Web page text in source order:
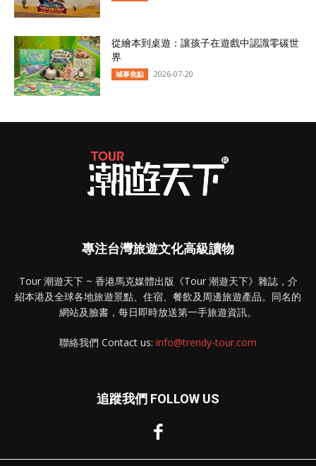
從繪本到桌遊：讓孩子在遊戲中認識零碳世
界
城事焦點 2026-07-20
專注台灣旅遊文化高級讀物
Tour 潮遊天下 ~ 香港馬克媒體出版《Tour 潮遊天下》雜誌，介
紹本港及全球各地旅遊景點、住宿、餐飲及周邊旅遊產品。同名的
網站及臉書，每日即時放送第一手旅遊資訊。
聯絡我們 Contact us: info@trendy-tour.com
追蹤我們 FOLLOW US